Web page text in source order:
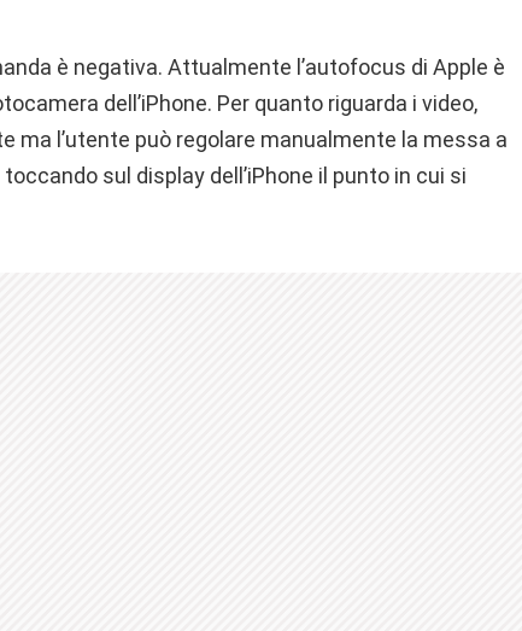
è negativa. Attualmente l’autofocus di Apple è
dell’iPhone. Per quanto riguarda i video,
ma l’utente può regolare manualmente la messa a
sul display dell’iPhone il punto in cui si